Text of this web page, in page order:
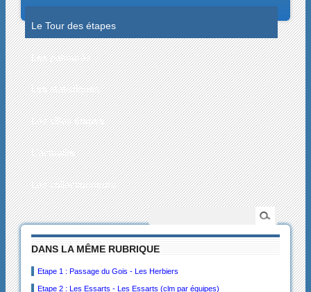
Le Tour des étapes
Les palmarès
Les statistiques
Les villes étapes
L’actualité
Les collectionneurs
DANS LA MÊME RUBRIQUE
Etape 1 : Passage du Gois - Les Herbiers
Etape 2 : Les Essarts - Les Essarts (clm par équipes)